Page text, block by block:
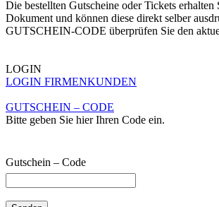
Die bestellten Gutscheine oder Tickets erhalten
Dokument und können diese direkt selber
GUTSCHEIN-CODE überprüfen Sie den
LOGIN
LOGIN FIRMENKUNDEN
GUTSCHEIN – CODE
Bitte geben Sie hier Ihren Code ein.
Gutschein – Code